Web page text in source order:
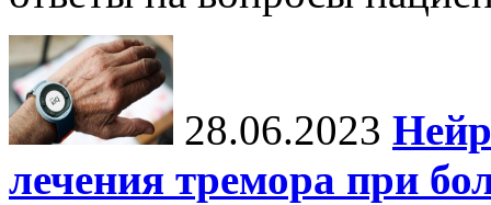
28.06.2023
лечения тремора при